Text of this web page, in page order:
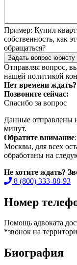
Пример: Купил
собственность, как
обращаться?
Задать вопрос юристу
Отправляя вопрос,
нашей политикой
Нет времени ждать?
Позвоните сейчас:
Спасибо за вопрос
Данные отправлены
минут.
Обратите внимание
Москвы, для всех
обработаны на
Не хотите ждать?
8 (800) 333-88-93
Номер
Помощь адвоката
*звонок на
Биография